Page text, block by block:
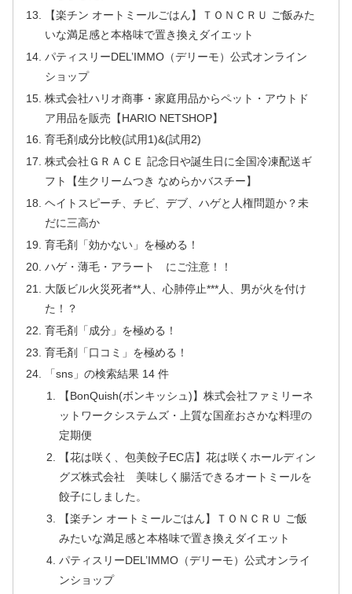
【楽チン オートミールごはん】ＴＯＮＣＲＵ ご飯みた
いな満足感と本格味で置き換えダイエット
パティスリーDEL’IMMO（デリーモ）公式オンライン
ショップ
株式会社ハリオ商事・家庭用品からペット・アウトド
ア用品を販売【HARIO NETSHOP】
育毛剤成分比較(試用1)&(試用2)
株式会社ＧＲＡＣＥ 記念日や誕生日に全国冷凍配送ギ
フト【生クリームつき なめらかバスチー】
ヘイトスピーチ、チビ、デブ、ハゲと人権問題か？未
だに三高か
育毛剤「効かない」を極める！
ハゲ・薄毛・アラート にご注意！！
大阪ビル火災死者**人、心肺停止***人、男が火を付け
た！？
育毛剤「成分」を極める！
育毛剤「口コミ」を極める！
「sns」の検索結果 14 件
【BonQuish(ボンキッシュ)】株式会社ファミリーネ
ットワークシステムズ・上質な国産おさかな料理の
定期便
【花は咲く、包美餃子EC店】花は咲くホールディン
グズ株式会社 美味しく腸活できるオートミールを
餃子にしました。
【楽チン オートミールごはん】ＴＯＮＣＲＵ ご飯
みたいな満足感と本格味で置き換えダイエット
パティスリーDEL’IMMO（デリーモ）公式オンライ
ンショップ